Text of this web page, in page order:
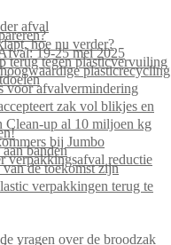
afval
hoe nu verder?
19-25 mei 2025
terug tegen plasticvervuiling
plasticrecycling
voor afvalvermindering
zak vol blikjes en
Clean-up al 10 miljoen kg
bij Jumbo
banden
verpakkingsafval reductie
de toekomst zijn
verpakkingen terug te
vragen over de broodzak